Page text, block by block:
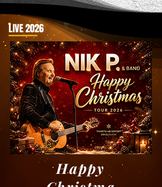
LIVE 2026
Happy